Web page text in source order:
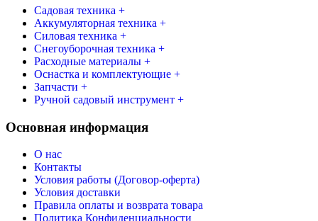
Садовая техника +
Аккумуляторная техника +
Силовая техника +
Снегоуборочная техника +
Расходные материалы +
Оснастка и комплектующие +
Запчасти +
Ручной садовый инструмент +
Основная информация
О нас
Контакты
Условия работы (Договор-оферта)
Условия доставки
Правила оплаты и возврата товара
Политика Конфиденциальности